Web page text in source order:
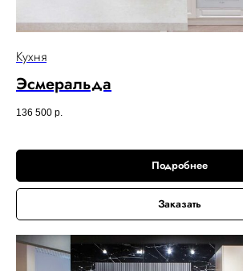
Кухня
Эсмеральда
136 500 р.
Подробнее
Заказать